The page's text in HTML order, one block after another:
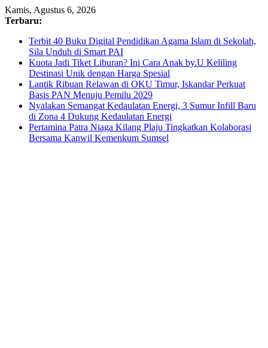
Skip
to
Kamis, Agustus 6, 2026
Terbaru:
Terbit 40 Buku Digital Pendidikan Agama Islam di Sekolah,
Sila Unduh di Smart PAI
Kuota Jadi Tiket Liburan? Ini Cara Anak by.U Keliling
Destinasi Unik dengan Harga Spesial
Lantik Ribuan Relawan di OKU Timur, Iskandar Perkuat
Basis PAN Menuju Pemilu 2029
Nyalakan Semangat Kedaulatan Energi, 3 Sumur Infill Baru
di Zona 4 Dukung Kedaulatan Energi
Pertamina Patra Niaga Kilang Plaju Tingkatkan Kolaborasi
Bersama Kanwil Kemenkum Sumsel